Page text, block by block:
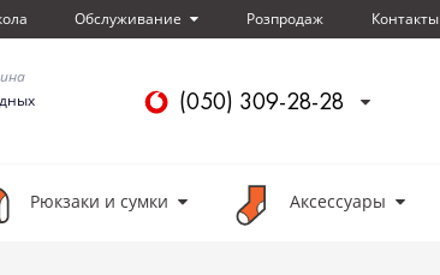
Обслуживание Розпродаж Контакты
(050) 309-28-28
Рюкзаки и сумки Аксессуары